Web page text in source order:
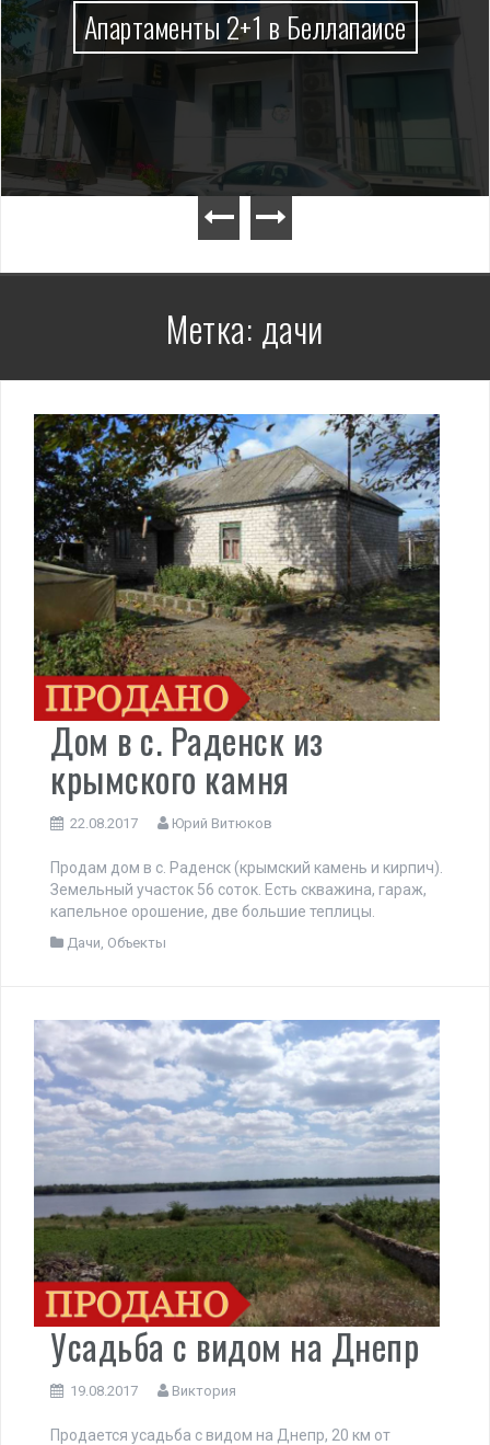
Апартаменты 2+1 в Беллапаисе
Метка: дачи
Дом в с. Раденск из
крымского камня
22.08.2017 Юрий Витюков
Продам дом в с. Раденск (крымский камень и кирпич).
Земельный участок 56 соток. Есть скважина, гараж,
капельное орошение, две большие теплицы.
Дачи, Объекты
Усадьба с видом на Днепр
19.08.2017 Виктория
Продается усадьба с видом на Днепр, 20 км от